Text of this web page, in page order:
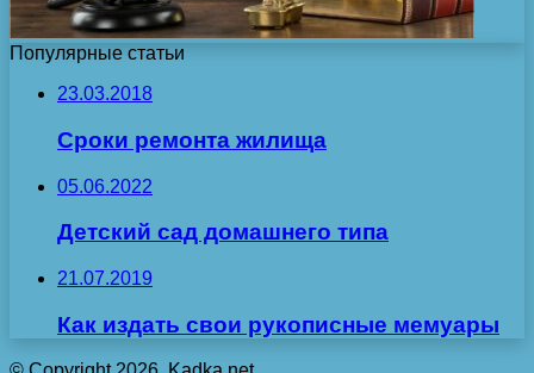
Популярные статьи
23.03.2018
Сроки ремонта жилища
05.06.2022
Детский сад домашнего типа
21.07.2019
Как издать свои рукописные мемуары